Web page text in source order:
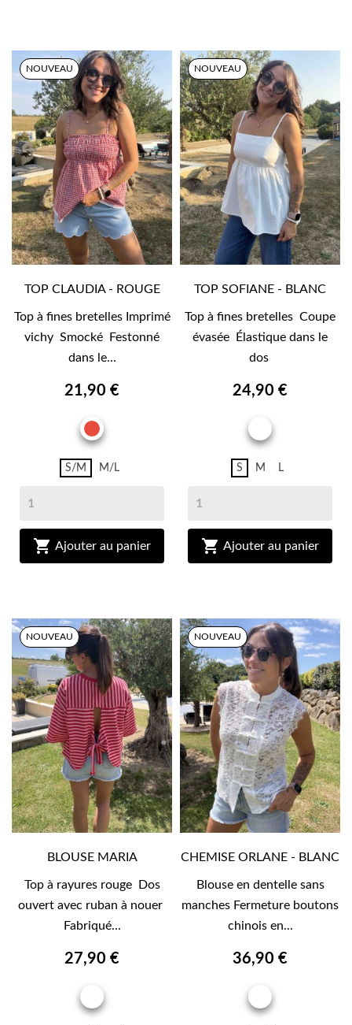
NOUVEAU
TOP CLAUDIA - ROUGE
Top à fines bretelles Imprimé
vichy Smocké Festonné
dans le...
21,90 €
ROUGE
S/M M/L
 Ajouter au panier
NOUVEAU
TOP SOFIANE - BLANC
Top à fines bretelles Coupe
évasée Élastique dans le
dos
24,90 €
BLANC
S M L
 Ajouter au panier
NOUVEAU
BLOUSE MARIA
Top à rayures rouge Dos
ouvert avec ruban à nouer
Fabriqué...
27,90 €
RAYURE
NOUVEAU
CHEMISE ORLANE - BLANC
Blouse en dentelle sans
manches Fermeture boutons
chinois en...
36,90 €
BLANC